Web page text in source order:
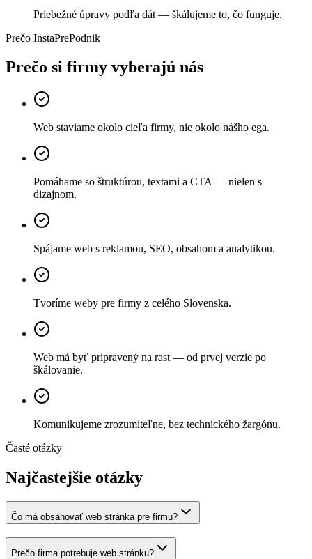
Priebežné úpravy podľa dát — škálujeme to, čo funguje.
Prečo InstaPrePodnik
Prečo si firmy vyberajú nás
Web staviame okolo cieľa firmy, nie okolo nášho ega.
Pomáhame so štruktúrou, textami a CTA — nielen s
dizajnom.
Spájame web s reklamou, SEO, obsahom a analytikou.
Tvoríme weby pre firmy z celého Slovenska.
Web má byť pripravený na rast — od prvej verzie po
škálovanie.
Komunikujeme zrozumiteľne, bez technického žargónu.
Časté otázky
Najčastejšie otázky
Čo má obsahovať web stránka pre firmu?
Prečo firma potrebuje web stránku?